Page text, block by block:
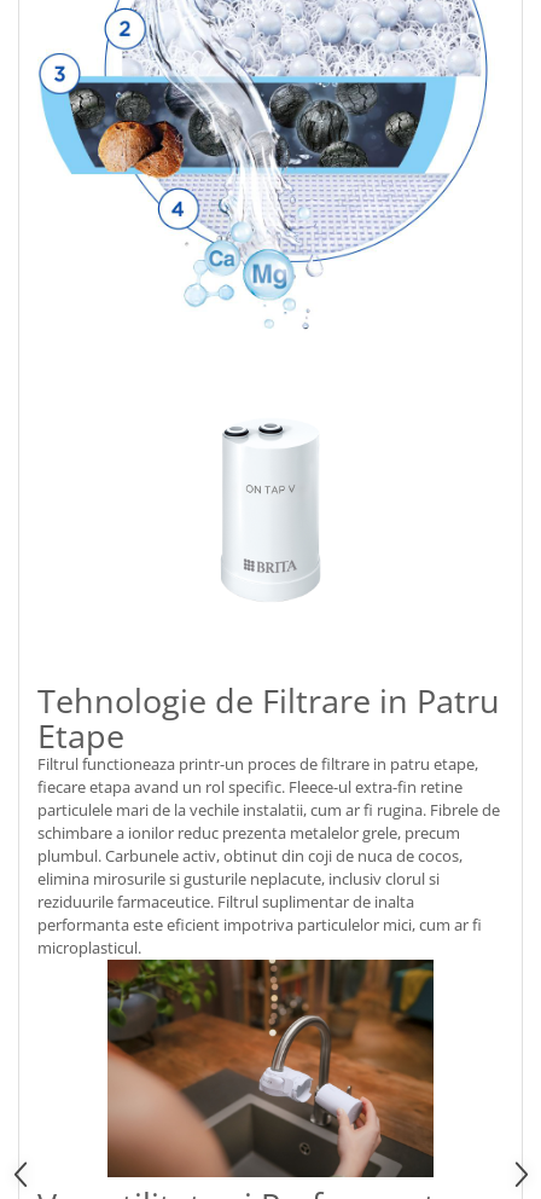
Tehnologie de Filtrare in Patru
Etape
Filtrul functioneaza printr-un proces de filtrare in patru etape,
fiecare etapa avand un rol specific. Fleece-ul extra-fin retine
particulele mari de la vechile instalatii, cum ar fi rugina. Fibrele de
schimbare a ionilor reduc prezenta metalelor grele, precum
plumbul. Carbunele activ, obtinut din coji de nuca de cocos,
elimina mirosurile si gusturile neplacute, inclusiv clorul si
reziduurile farmaceutice. Filtrul suplimentar de inalta
performanta este eficient impotriva particulelor mici, cum ar fi
microplasticul.